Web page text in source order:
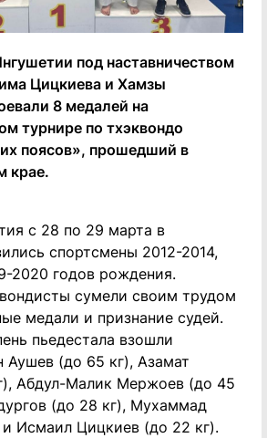
под наставничеством
Цицкиева и Хамзы
8 медалей на
турнире по тхэквондо
поясов», прошедший в
крае.
с 28 по 29 марта в
спортсмены 2012-2014,
2020 годов рождения.
сумели своим трудом
медали и признание судей.
пьедестала взошли
(до 65 кг), Азамат
Абдул-Малик Мержоев (до 45
(до 28 кг), Мухаммад
Исмаил Цицкиев (до 22 кг).